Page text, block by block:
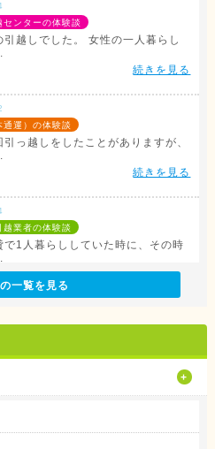
センターの体験談
引越しでした。 女性の一人暮らし
続きを見る
通運）の体験談
引っ越しをしたことがありますが、
続きを見る
越業者の体験談
で1人暮らししていた時に、その時
続きを見る
続きを見る
センターの体験談
一覧を見る